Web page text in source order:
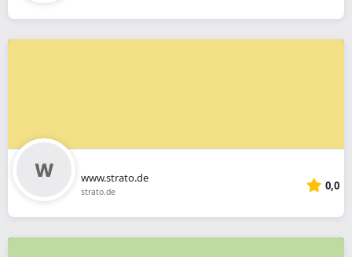
www.strato.de
strato.de 0,0